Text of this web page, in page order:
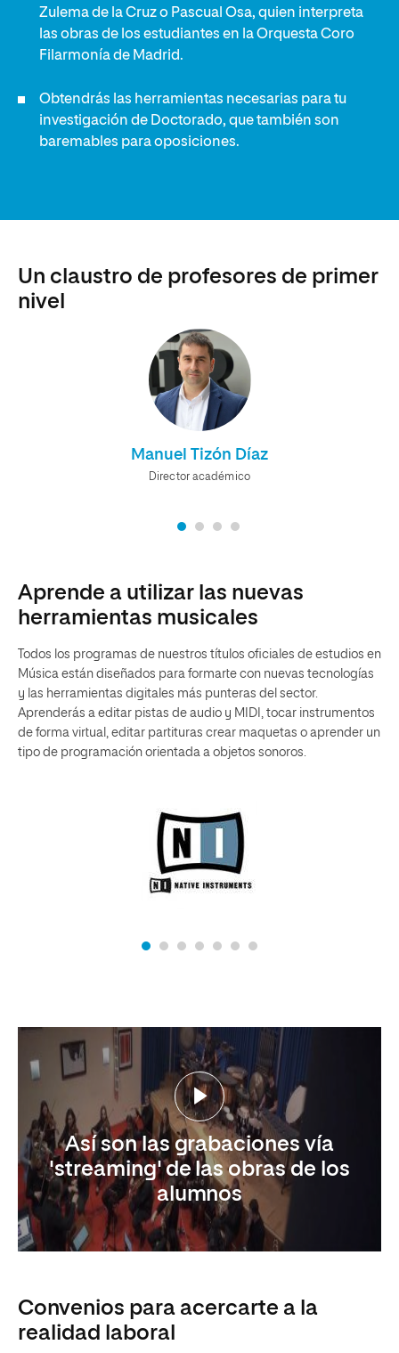
Zulema de la Cruz o Pascual Osa, quien interpreta
las obras de los estudiantes en la Orquesta Coro
Filarmonía de Madrid.
Obtendrás las herramientas necesarias para tu
investigación de Doctorado, que también son
baremables para oposiciones.
Un claustro de profesores de primer
nivel
Manuel Tizón Díaz
Director académico
Aprende a utilizar las nuevas
herramientas musicales
Todos los programas de nuestros títulos oficiales de estudios en
Música están diseñados para formarte con nuevas tecnologías
y las herramientas digitales más punteras del sector.
Aprenderás a editar pistas de audio y MIDI, tocar instrumentos
de forma virtual, editar partituras crear maquetas o aprender un
tipo de programación orientada a objetos sonoros.
Así son las grabaciones vía
'streaming' de las obras de los
alumnos
Convenios para acercarte a la
realidad laboral